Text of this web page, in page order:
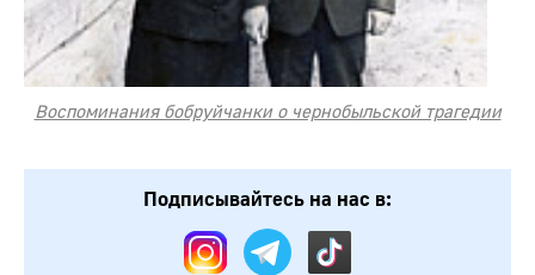
Воспоминания бобруйчанки о чернобыльской трагедии
Подписывайтесь на нас в: